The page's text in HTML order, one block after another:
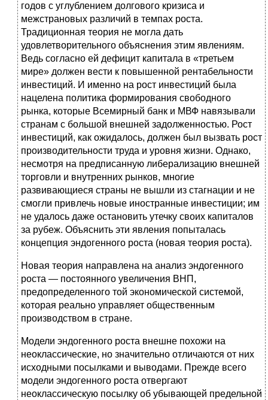
годов с углублением долгового кризиса и
межстрановых различий в темпах роста.
Традиционная теория не могла дать
удовлетворительного объяснения этим явлениям.
Ведь согласно ей дефицит капитала в «третьем
мире» должен вести к повышенной рентабельности
инвестиций. И именно на рост инвестиций была
нацелена политика формирования свободного
рынка, которые Всемирный банк и МВФ навязывали
странам с большой внешней задолженностью. Рост
инвестиций, как ожидалось, должен был вызвать рост
производительности труда и уровня жизни. Однако,
несмотря на предписанную либерализацию внешней
торговли и внутренних рынков, многие
развивающиеся страны не вышли из стагнации и не
смогли привлечь новые иностранные инвестиции; им
не удалось даже остановить утечку своих капиталов
за рубеж. Объяснить эти явления попыталась
концепция эндогенного роста (новая теория роста).
Новая теория направлена на анализ эндогенного
роста — постоянного увеличения ВНП,
предопределенного той экономической системой,
которая реально управляет общественным
производством в стране.
Модели эндогенного роста внешне похожи на
неоклассические, но значительно отличаются от них
исходными посылками и выводами. Прежде всего
модели эндогенного роста отвергают
неоклассическую посылку об убывающей предельной